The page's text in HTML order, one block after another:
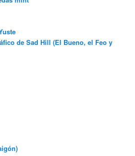
de Sad Hill (El Bueno, el Feo y